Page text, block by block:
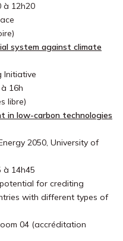
à 12h20
system against climate
Initiative
16h
libre)
in low-carbon technologies
2050, University of
à 14h45
potential for crediting
with different types of
04 (accréditation